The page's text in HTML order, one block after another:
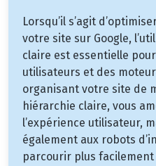
Lorsqu’il s’agit
votre site sur Google,
claire est essentielle
utilisateurs et des
organisant votre site de
hiérarchie claire, vous
l’expérience utilisateur,
également aux robots
parcourir plus